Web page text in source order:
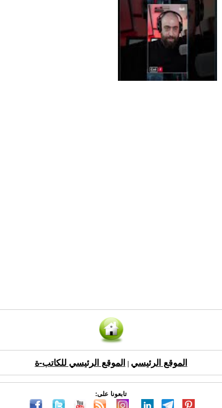
الموقع الرئيسي الموقع الرئيسي للكاتب-ة
تابعونا على: